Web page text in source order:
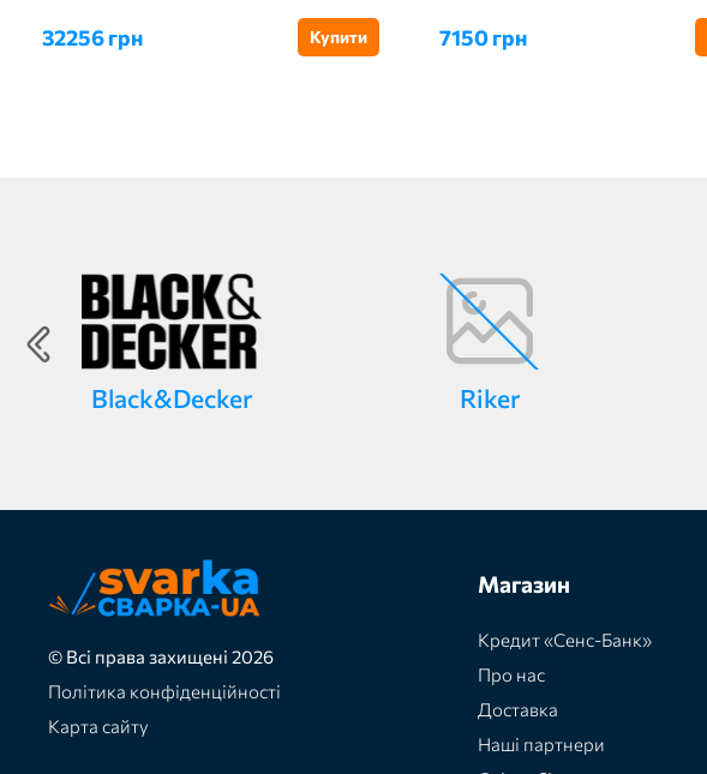
32256 грн Купити 7150 грн
Black&Decker Riker
© Всі права захищені 2026
Політика конфіденційності
Карта сайту
Магазин
Кредит «Сенс-Банк»
Про нас
Доставка
Наші партнери